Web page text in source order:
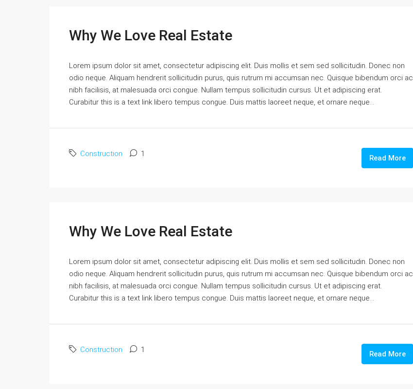
Why We Love Real Estate
Lorem ipsum dolor sit amet, consectetur adipiscing elit. Duis mollis et sem sed sollicitudin. Donec non
odio neque. Aliquam hendrerit sollicitudin purus, quis rutrum mi accumsan nec. Quisque bibendum orci ac
nibh facilisis, at malesuada orci congue. Nullam tempus sollicitudin cursus. Ut et adipiscing erat.
Curabitur this is a text link libero tempus congue. Duis mattis laoreet neque, et ornare neque...
Construction 1 Read More
Why We Love Real Estate
Lorem ipsum dolor sit amet, consectetur adipiscing elit. Duis mollis et sem sed sollicitudin. Donec non
odio neque. Aliquam hendrerit sollicitudin purus, quis rutrum mi accumsan nec. Quisque bibendum orci ac
nibh facilisis, at malesuada orci congue. Nullam tempus sollicitudin cursus. Ut et adipiscing erat.
Curabitur this is a text link libero tempus congue. Duis mattis laoreet neque, et ornare neque...
Construction 1 Read More